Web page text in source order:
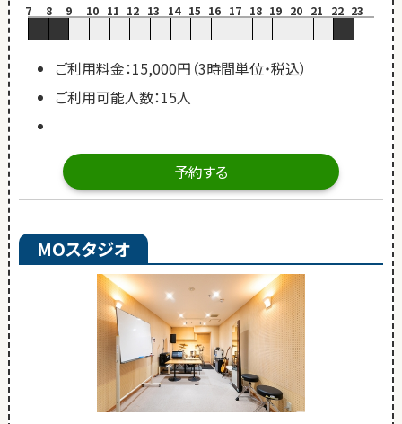
7 8 9 10 11 12 13 14 15 16 17 18 19 20 21 22 23
ご利用料金：15,000円（3時間単位・税込）
ご利用可能人数：15人
予約する
MOスタジオ